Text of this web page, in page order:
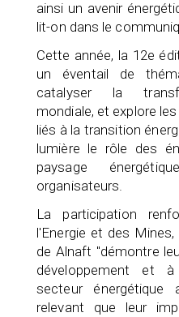
ainsi un avenir
lit-on dans le
Cette année, la 12e
un éventail de
catalyser la
mondiale, et explore
liés à la transition
lumière le rôle des
paysage
organisateurs.
La participation
l'Energie et des
de Alnaft "démontre
développement et
secteur énergétique
relevant que leur